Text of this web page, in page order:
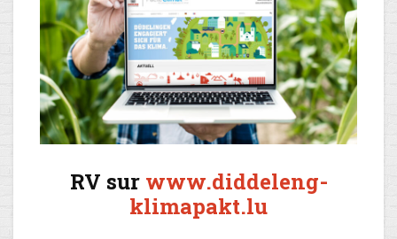
RV sur www.diddeleng-
klimapakt.lu